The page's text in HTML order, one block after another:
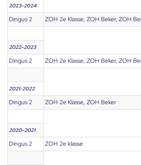
2023-2024
Dingus 2 ZOH 2e Klasse, ZOH Beker, ZOH
2022-2023
Dingus 2 ZOH 2e Klasse, ZOH Beker, ZOH
2021-2022
Dingus 2 ZOH 2e Klasse, ZOH Beker
2020-2021
Dingus 2 ZOH 2e klasse